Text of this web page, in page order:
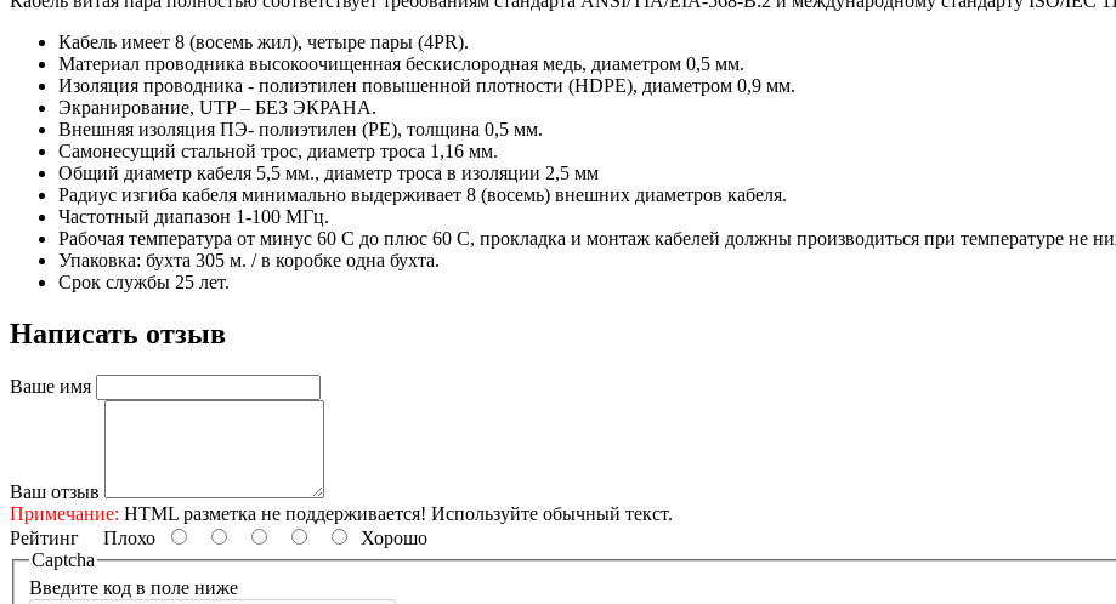
Кабель имеет 8 (восемь жил), четыре пары (4PR).
Материал проводника высокоочищенная бескислородная медь, диаметром 0,5 мм.
Изоляция проводника - полиэтилен повышенной плотности (HDPE), диаметром 0,9 мм.
Экранирование, UTP – БЕЗ ЭКРАНА.
Внешняя изоляция ПЭ- полиэтилен (PE), толщина 0,5 мм.
Самонесущий стальной трос, диаметр троса 1,16 мм.
Общий диаметр кабеля 5,5 мм., диаметр троса в изоляции 2,5 мм
Радиус изгиба кабеля минимально выдерживает 8 (восемь) внешних диаметров кабеля.
Частотный диапазон 1-100 МГц.
Рабочая температура от минус 60 С до плюс 60 C, прокладка и монтаж кабелей должны производиться при температуре не
Упаковка: бухта 305 м. / в коробке одна бухта.
Срок службы 25 лет.
Написать отзыв
Ваше имя
Ваш отзыв
Примечание: HTML разметка не поддерживается! Используйте обычный текст.
Рейтинг Плохо
Хорошо
Captcha
Введите код в поле ниже